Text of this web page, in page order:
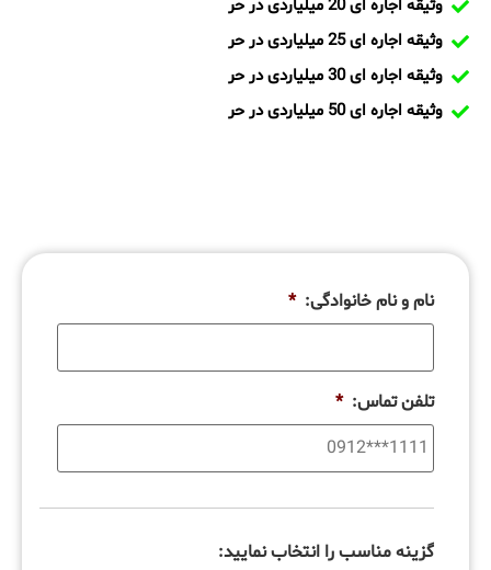
وثیقه اجاره ای 20 میلیاردی در حر
وثیقه اجاره ای 25 میلیاردی در حر
وثیقه اجاره ای 30 میلیاردی در حر
وثیقه اجاره ای 50 میلیاردی در حر
نام و نام خانوادگی: *
تلفن تماس: *
گزینه مناسب را انتخاب نمایید: